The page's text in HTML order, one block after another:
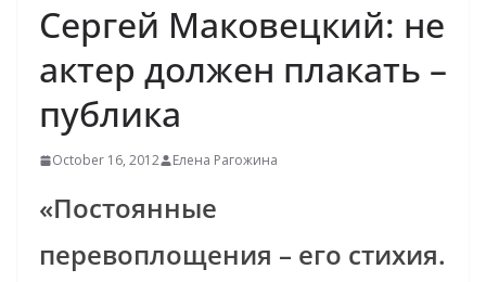
Сергей Маковецкий: не
актер должен плакать –
публика
October 16, 2012 Елена Рагожина
«Постоянные
перевоплощения – его стихия.